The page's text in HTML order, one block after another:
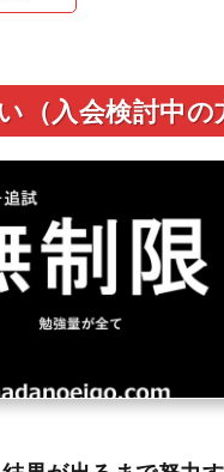
（入会検討中の